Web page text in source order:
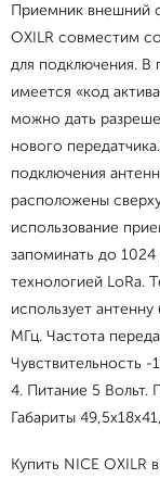
Приемник внешний
OXILR совместим
для подключения. В
имеется «код
можно дать
нового
подключения
расположены
использование
запоминать до 1024
технологией LoRa.
использует
МГц. Частота
Чувствительность -
4. Питание 5 Вольт.
Габариты
Купить NICE OXILR